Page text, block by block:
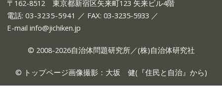
〒162-8512 東京都新宿区矢来町123 矢来ビル4階
電話: 03-3235-5941 ／ FAX: 03-3235-5933 ／
E-mail info@jichiken.jp
© 2008-2026自治体問題研究所／(株)自治体研究社
© トップページ画像撮影：大坂 健(『住民と自治』から)